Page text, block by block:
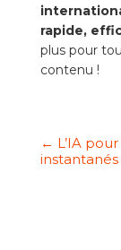
rapide,
plus pour
contenu !
← L’IA
instantanés